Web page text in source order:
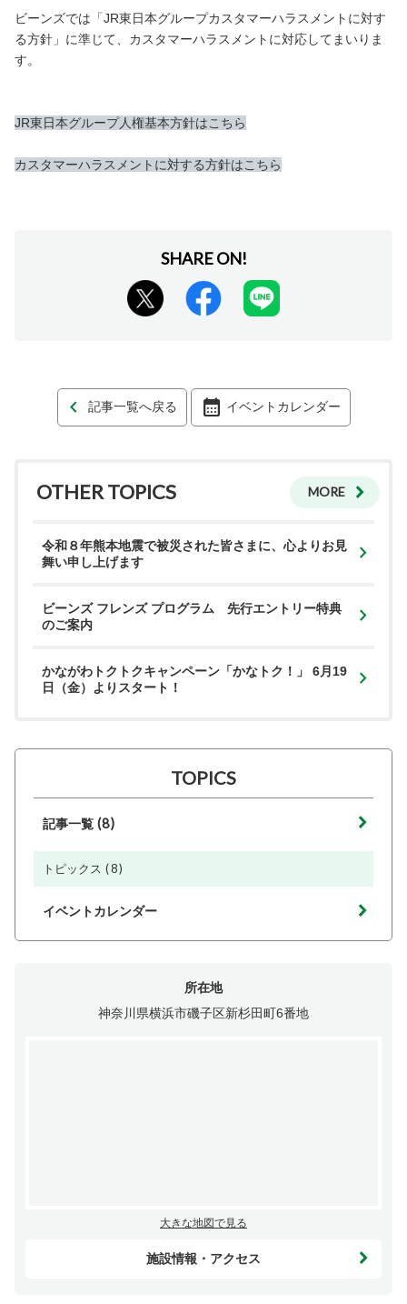
ビーンズでは「JR東日本グループカスタマーハラスメントに対す
る方針」に準じて、カスタマーハラスメントに対応してまいりま
す。
JR東日本グループ人権基本方針はこちら
カスタマーハラスメントに対する方針はこちら
記事一覧へ戻る イベントカレンダー
OTHER TOPICS MORE
令和８年熊本地震で被災された皆さまに、心よりお見
舞い申し上げます
ビーンズ フレンズ プログラム 先行エントリー特典
のご案内
かながわトクトクキャンペーン「かなトク！」 6月19
日（金）よりスタート！
TOPICS
記事一覧 (8)
トピックス (8)
イベントカレンダー
所在地
神奈川県横浜市磯子区新杉田町6番地
大きな地図で見る
施設情報・アクセス